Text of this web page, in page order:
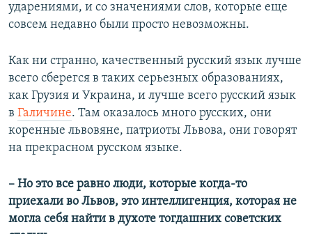
ударениями, и со значениями слов, которые еще
совсем недавно были просто невозможны.
Как ни странно, качественный русский язык лучше
всего сберегся в таких серьезных образованиях,
как Грузия и Украина, и лучше всего русский язык
в Галичине. Там оказалось много русских, они
коренные львовяне, патриоты Львова, они говорят
на прекрасном русском языке.
– Но это все равно люди, которые когда-то
приехали во Львов, это интеллигенция, которая не
могла себя найти в духоте тогдашних советских